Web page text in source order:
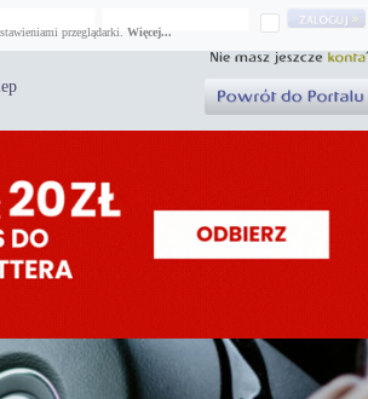
przeglądarki. Więcej...